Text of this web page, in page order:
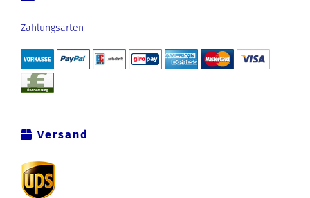
Zahlungsarten
Versand